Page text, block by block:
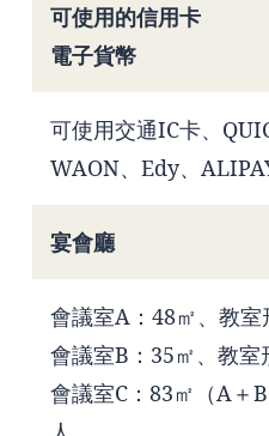
可使用的信用卡
電子貨幣
可使用交通IC卡、
WAON、Edy、ALIPAY
宴會廳
會議室A：48㎡、教室
會議室B：35㎡、教室
會議室C：83㎡（A＋